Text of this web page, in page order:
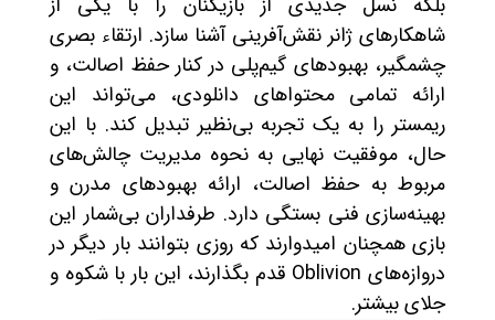
شاهکارهای ژانر نقش‌آفرینی آشنا سازد. ارتقاء بصری
چشمگیر، بهبودهای گیم‌پلی در کنار حفظ اصالت، و
ارائه تمامی محتواهای دانلودی، می‌تواند این
ریمستر را به یک تجربه بی‌نظیر تبدیل کند. با این
حال، موفقیت نهایی به نحوه مدیریت چالش‌های
مربوط به حفظ اصالت، ارائه بهبودهای مدرن و
بهینه‌سازی فنی بستگی دارد. طرفداران بی‌شمار این
بازی همچنان امیدوارند که روزی بتوانند بار دیگر در
دروازه‌های Oblivion قدم بگذارند، این بار با شکوه و
جلای بیشتر.